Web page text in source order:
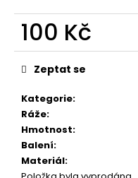
100 Kč
Měrná
cena:
Kategorie:
Ráže:
Hmotnost:
Balení:
Materiál:
Zeptat se
e
m
KŠILTOVKA
ZELENÁ
410
Kč